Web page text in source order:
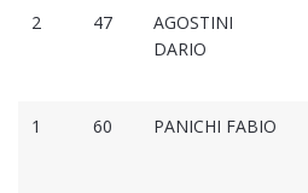
2 47
AGOSTINI
DARIO
1 60 PANICHI FABIO